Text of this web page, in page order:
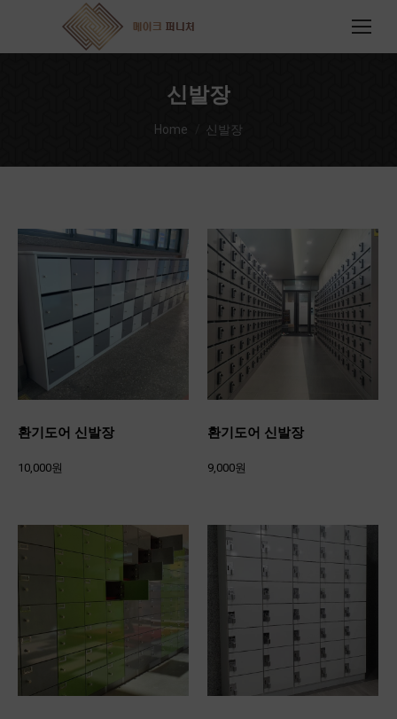
신발장
You are here:
Home 신발장
환기도어 신발장
10,000원
환기도어 신발장
9,000원